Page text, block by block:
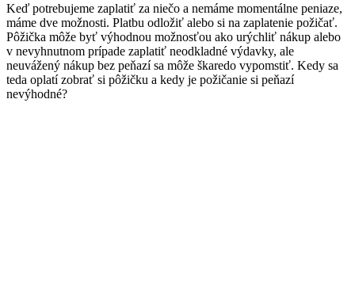
Keď potrebujeme zaplatiť za niečo a nemáme momentálne peniaze,
máme dve možnosti. Platbu odložiť alebo si na zaplatenie požičať.
Pôžička môže byť výhodnou možnosťou ako urýchliť nákup alebo
v nevyhnutnom prípade zaplatiť neodkladné výdavky, ale
neuvážený nákup bez peňazí sa môže škaredo vypomstiť. Kedy sa
teda oplatí zobrať si pôžičku a kedy je požičanie si peňazí
nevýhodné?